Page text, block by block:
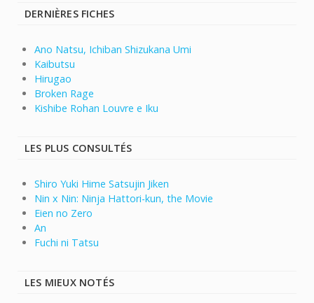
DERNIÈRES FICHES
Ano Natsu, Ichiban Shizukana Umi
Kaibutsu
Hirugao
Broken Rage
Kishibe Rohan Louvre e Iku
LES PLUS CONSULTÉS
Shiro Yuki Hime Satsujin Jiken
Nin x Nin: Ninja Hattori-kun, the Movie
Eien no Zero
An
Fuchi ni Tatsu
LES MIEUX NOTÉS